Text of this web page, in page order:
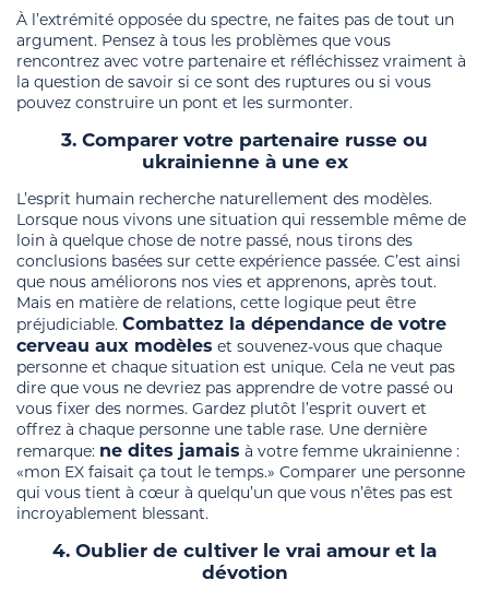
À l’extrémité opposée du spectre, ne faites pas de tout un
argument. Pensez à tous les problèmes que vous
rencontrez avec votre partenaire et réfléchissez vraiment à
la question de savoir si ce sont des ruptures ou si vous
pouvez construire un pont et les surmonter.
3. Comparer votre partenaire russe ou
ukrainienne à une ex
L’esprit humain recherche naturellement des modèles.
Lorsque nous vivons une situation qui ressemble même de
loin à quelque chose de notre passé, nous tirons des
conclusions basées sur cette expérience passée. C’est ainsi
que nous améliorons nos vies et apprenons, après tout.
Mais en matière de relations, cette logique peut être
préjudiciable. Combattez la dépendance de votre
cerveau aux modèles et souvenez-vous que chaque
personne et chaque situation est unique. Cela ne veut pas
dire que vous ne devriez pas apprendre de votre passé ou
vous fixer des normes. Gardez plutôt l’esprit ouvert et
offrez à chaque personne une table rase. Une dernière
remarque: ne dites jamais à votre femme ukrainienne :
«mon EX faisait ça tout le temps.» Comparer une personne
qui vous tient à cœur à quelqu’un que vous n’êtes pas est
incroyablement blessant.
4. Oublier de cultiver le vrai amour et la
dévotion